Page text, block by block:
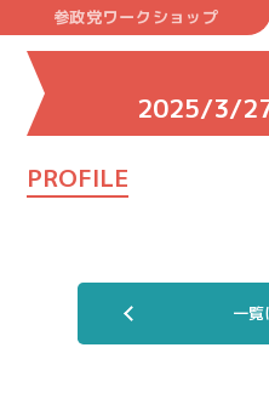
参政党ワークショップ
2025/3/
PROFILE
一覧